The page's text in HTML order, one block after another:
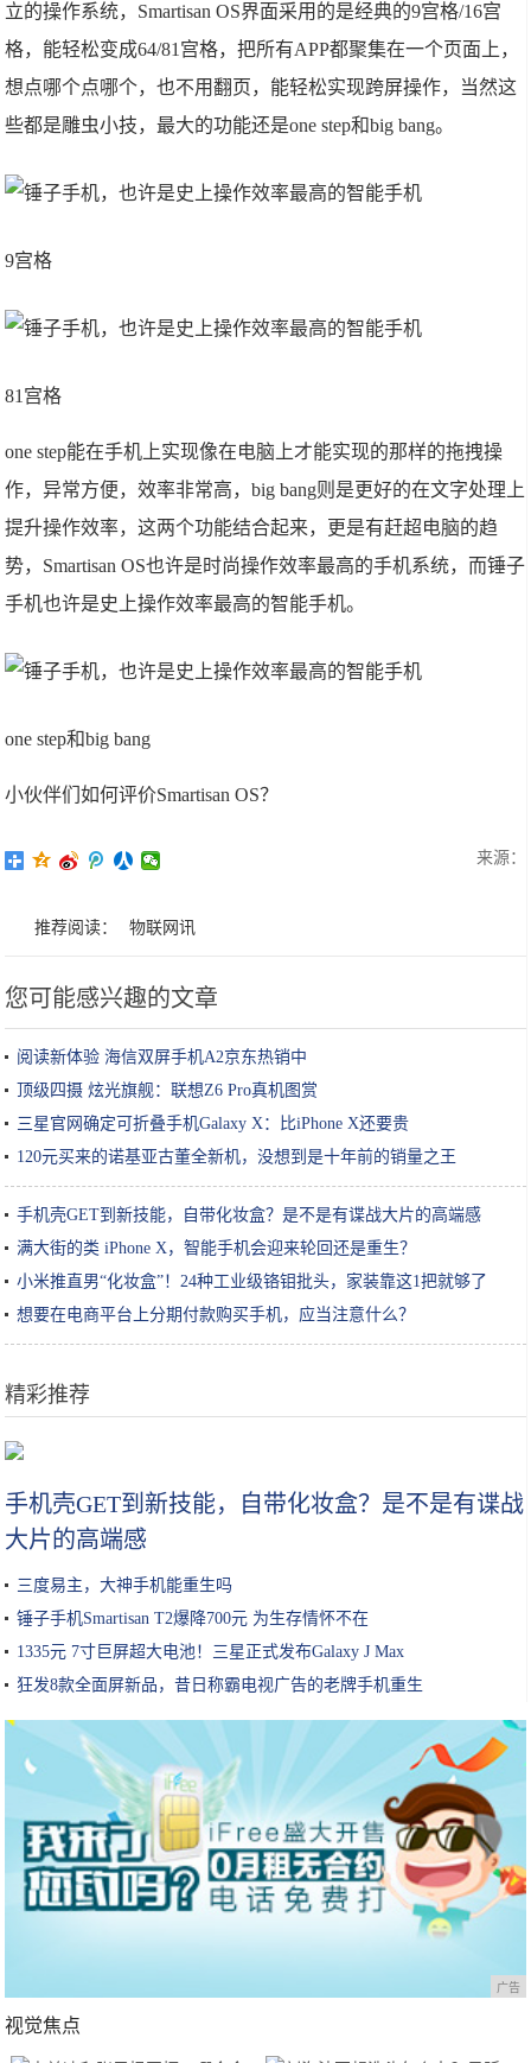
立的操作系统，Smartisan OS界面采用的是经典的9宫格/16宫
格，能轻松变成64/81宫格，把所有APP都聚集在一个页面上，
想点哪个点哪个，也不用翻页，能轻松实现跨屏操作，当然这
些都是雕虫小技，最大的功能还是one step和big bang。
9宫格
81宫格
one step能在手机上实现像在电脑上才能实现的那样的拖拽操
作，异常方便，效率非常高，big bang则是更好的在文字处理上
提升操作效率，这两个功能结合起来，更是有赶超电脑的趋
势，Smartisan OS也许是时尚操作效率最高的手机系统，而锤子
手机也许是史上操作效率最高的智能手机。
one step和big bang
小伙伴们如何评价Smartisan OS？
来源：
推荐阅读： 物联网讯
您可能感兴趣的文章
阅读新体验 海信双屏手机A2京东热销中
顶级四摄 炫光旗舰：联想Z6 Pro真机图赏
三星官网确定可折叠手机Galaxy X：比iPhone X还要贵
120元买来的诺基亚古董全新机，没想到是十年前的销量之王
手机壳GET到新技能，自带化妆盒？是不是有谍战大片的高端感
满大街的类 iPhone X，智能手机会迎来轮回还是重生？
小米推直男“化妆盒”！24种工业级铬钼批头，家装靠这1把就够了
想要在电商平台上分期付款购买手机，应当注意什么？
精彩推荐
手机壳GET到新技能，自带化妆盒？是不是有谍战
大片的高端感
三度易主，大神手机能重生吗
锤子手机Smartisan T2爆降700元 为生存情怀不在
1335元 7寸巨屏超大电池！三星正式发布Galaxy J Max
狂发8款全面屏新品，昔日称霸电视广告的老牌手机重生
广告
视觉焦点